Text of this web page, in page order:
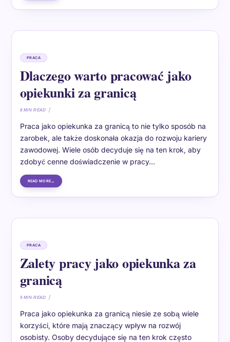
PRACA
Dlaczego warto pracować jako
opiekunki za granicą
8 MIN READ
Praca jako opiekunka za granicą to nie tylko sposób na
zarobek, ale także doskonała okazja do rozwoju kariery
zawodowej. Wiele osób decyduje się na ten krok, aby
zdobyć cenne doświadczenie w pracy…
READ MORE
PRACA
Zalety pracy jako opiekunka za
granicą
9 MIN READ
Praca jako opiekunka za granicą niesie ze sobą wiele
korzyści, które mają znaczący wpływ na rozwój
osobisty. Osoby decydujące się na ten krok często